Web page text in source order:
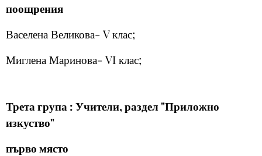
поощрения
Васелена Великова- V клас;
Миглена Маринова- VI клас;
Трета група : Учители, раздел "Приложно
изкуство"
първо място